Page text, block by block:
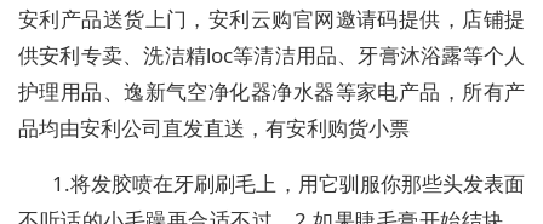
安利产品送货上门，安利云购官网邀请码提供，店铺提
供安利专卖、洗洁精loc等清洁用品、牙膏沐浴露等个人
护理用品、逸新气空净化器净水器等家电产品，所有产
品均由安利公司直发直送，有安利购货小票
1.将发胶喷在牙刷刷毛上，用它驯服你那些头发表面